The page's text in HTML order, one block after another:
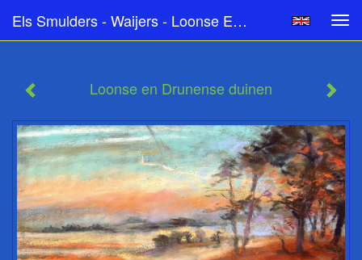
Els Smulders - Waijers - Loonse En Drunense Duinen
Loonse en Drunense duinen